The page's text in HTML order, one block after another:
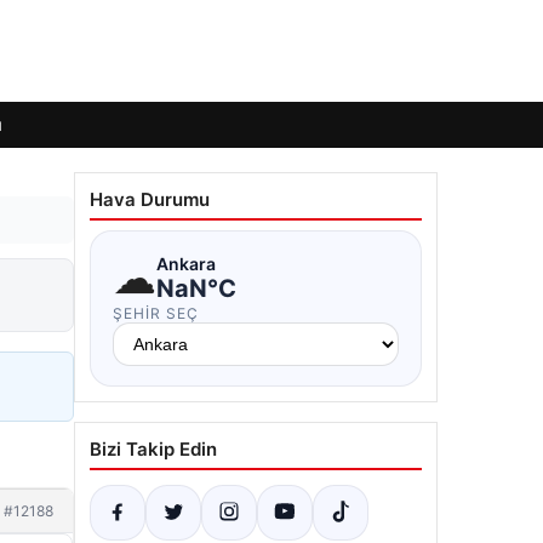
#12188
Hava Durumu
☁Ankara
NaN°C
ŞEHIR SEÇ
Bizi Takip Edin